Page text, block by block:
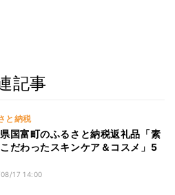
記事
と納税
国富町のふるさと納税返礼品「素
だわったスキンケア＆コスメ」5
17 14:00